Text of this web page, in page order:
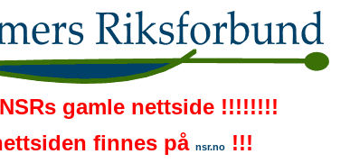
gamle nettside !!!!!!!!
finnes på nsr.no !!!